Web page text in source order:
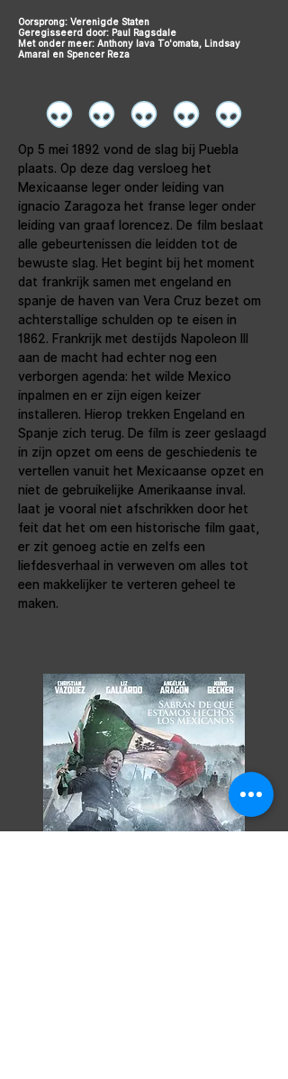
Oorsprong: Verenigde Staten
Geregisseerd door: Paul Ragsdale
Met onder meer: Anthony Iava To'omata, Lindsay
Amaral en Spencer Reza
Op 5 mei 1892 vond de slag bij Puebla
plaats. Op deze dag versloeg het
Mexicaanse leger onder leiding van
ignacio Zaragoza het franse leger onder
leiding van graaf lorencez. De film beslaat
alle gebeurtenissen die leidden tot de
bewuste slag. Het begint bij het moment
dat frankrijk samen met engeland en
spanje de haven van Vera Cruz bezet om
achterstallige schulden op te eisen in
1862. Frankrijk met destijds Napoleon III
aan de macht had echter nog een
verborgen agenda: het wilde Mexico
inpalmen en er zijn eigen keizer
installeren. Hierop trekken Engeland en
Spanje zich terug. De film is zeer geslaagd
in zijn opzet om eens de geschiedenis te
vertellen vanuit het Mexicaanse opzet en
niet de gebruikelijke Amerikaanse inval.
laat je vooral niet afschrikken door het
feit dat het om een historische film gaat,
er zit genoeg actie en zelfs een
liefdesverhaal in verweven om alles tot
een makkelijker te verteren geheel te
maken.